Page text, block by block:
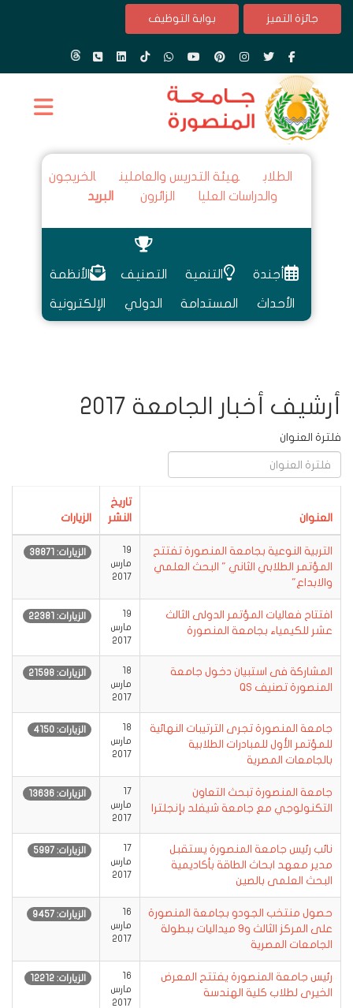
جائزة التميز بوابة التوظيف
الطلاب هيئة التدريس والعاملين
الخريجون
والدراسات العليا
الزائرون البريد
أجندة
الأحداث
التنمية
المستدامة
التصنيف
الدولي
الأنظمة
الإلكترونية
أرشيف أخبار الجامعة 2017
فلترة العنوان
العنوان
تاريخ
النشر
الزيارات
التربية النوعية بجامعة المنصورة تفتتح
المؤتمر الطلابي الثاني " البحث العلمي
والابداع"
19
مارس
2017
الزيارات: 38871
افتتاح فعاليات المؤتمر الدولى الثالث
عشر للكيمياء بجامعة المنصورة
19
مارس
2017
الزيارات: 22381
المشاركة فى استبيان دخول جامعة
المنصورة تصنيف QS
18
مارس
2017
الزيارات: 21598
جامعة المنصورة تجرى الترتيبات النهائية
للمؤتمر الأول للمبادرات الطلابية
بالجامعات المصرية
18
مارس
2017
الزيارات: 4150
جامعة المنصورة تبحث التعاون
التكنولوجي مع جامعة شيفلد بإنجلترا
17
مارس
2017
الزيارات: 13636
نائب رئيس جامعة المنصورة يستقبل
مدير معهد ابحاث الطاقة بأكاديمية
البحث العلمى بالصين
17
مارس
2017
الزيارات: 5997
حصول منتخب الجودو بجامعة المنصورة
على المركز الثالث و9 ميداليات ببطولة
الجامعات المصرية
16
مارس
2017
الزيارات: 9457
رئيس جامعة المنصورة يفتتح المعرض
الخيرى لطلاب كلية الهندسة
16
مارس
2017
الزيارات: 12212